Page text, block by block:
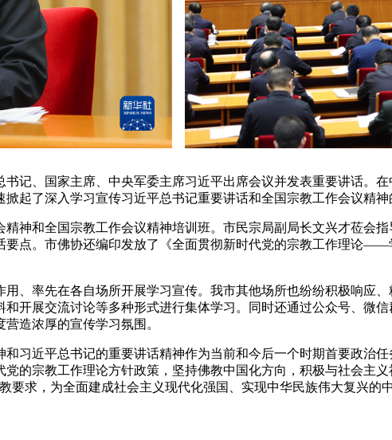
、国家主席、中央军委主席习近平出席会议并发表重要讲话。在
起了深入学习宣传习近平总书记重要讲话和全国宗教工作会议精神
和全国宗教工作会议精神培训班。市民宗局副局长文兴才莅会指
点。市佛协还编印发放了《全面贯彻新时代党的宗教工作理论
率先在各自场所开展学习宣传。我市其他场所也纷纷积极响应、
开展交流讨论等多种形式进行集体学习。同时还通过公众号、微
造浓厚的宣传学习氛围。
近平总书记的重要讲话精神作为当前和今后一个时期首要政治任
的宗教工作理论方针政策，坚持佛教中国化方向，积极与社会主
求，为全面建成社会主义现代化强国、实现中华民族伟大复兴的